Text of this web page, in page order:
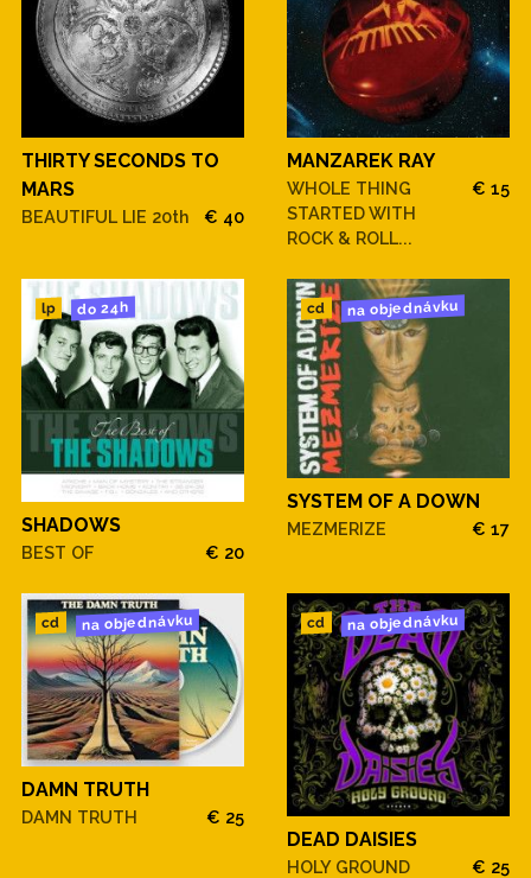
THIRTY SECONDS TO
MARS
BEAUTIFUL LIE 20th € 40
MANZAREK RAY
WHOLE THING
STARTED WITH
ROCK & ROLL...
€ 15
lp do 24h
SHADOWS
BEST OF € 20
cd na objednávku
SYSTEM OF A DOWN
MEZMERIZE € 17
cd na objednávku
DAMN TRUTH
DAMN TRUTH € 25
cd na objednávku
DEAD DAISIES
HOLY GROUND € 25